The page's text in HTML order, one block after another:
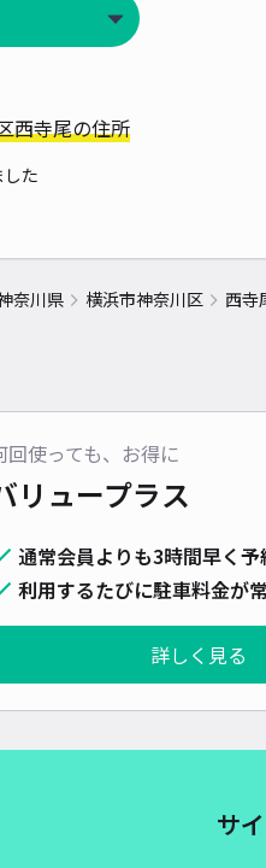
西寺尾の住所
た
奈川県 横浜市神奈川区 西寺
回使っても、お得に
リュープラス
通常会員よりも3時間早く
利用するたびに駐車料金が
詳しく見る
サ